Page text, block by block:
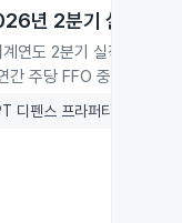
2분기 실적 발표
도 2분기 실적을 발표
주당 FFO 중간값 가이
디펜스 프라퍼티스